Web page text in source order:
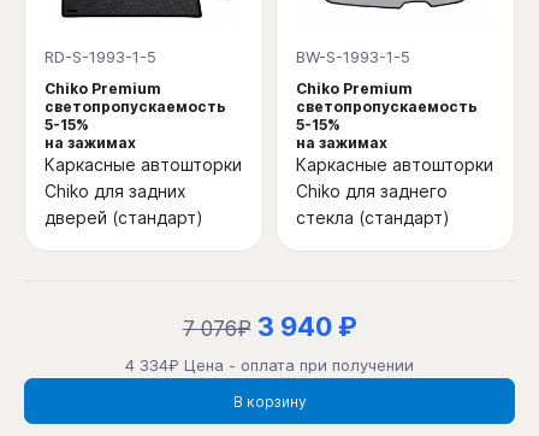
RD-S-1993-1-5
Chiko Premium
светопропускаемость
5-15%
на зажимах
Каркасные автошторки
Chiko для задних
дверей (стандарт)
BW-S-1993-1-5
Chiko Premium
светопропускаемость
5-15%
на зажимах
Каркасные автошторки
Chiko для заднего
стекла (стандарт)
7 076₽ 3 940 ₽
4 334₽ Цена - оплата при получении
В корзину